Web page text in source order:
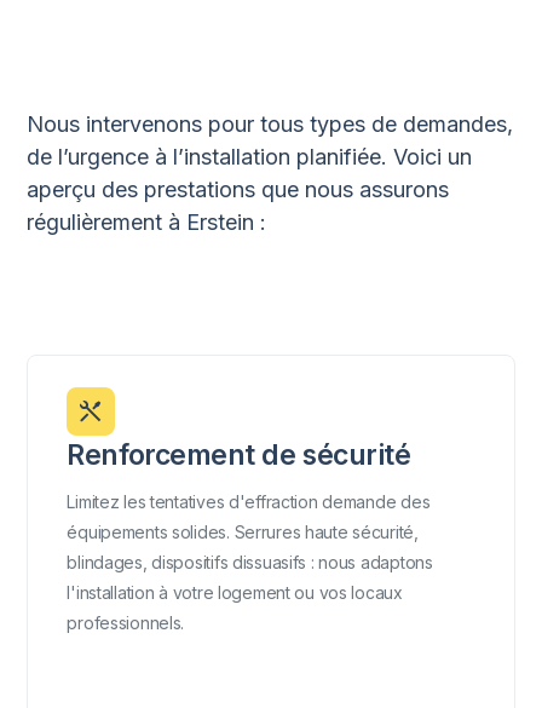
Nous intervenons pour tous types de demandes,
de l’urgence à l’installation planifiée. Voici un
aperçu des prestations que nous assurons
régulièrement à Erstein :
Renforcement de sécurité
Limitez les tentatives d'effraction demande des
équipements solides. Serrures haute sécurité,
blindages, dispositifs dissuasifs : nous adaptons
l'installation à votre logement ou vos locaux
professionnels.